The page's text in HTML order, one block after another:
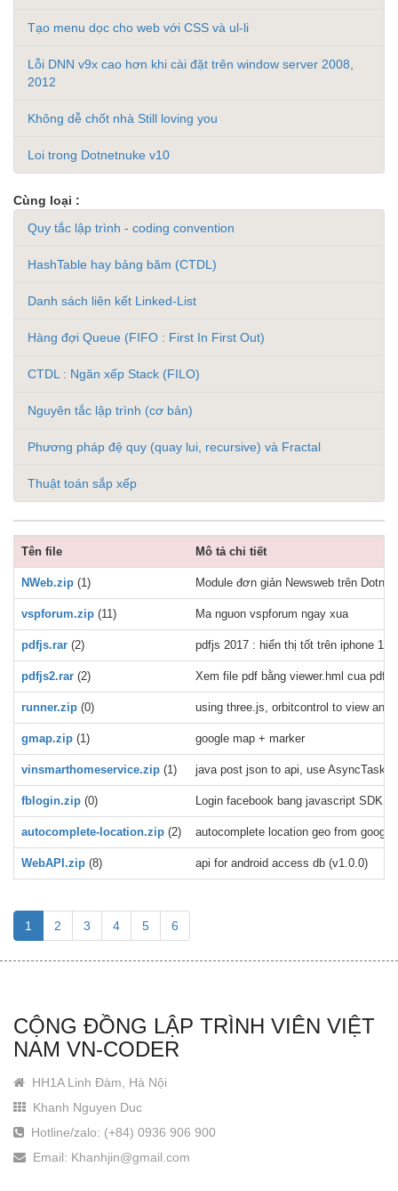
Tạo menu dọc cho web với CSS và ul-li
Lỗi DNN v9x cao hơn khi cài đặt trên window server 2008,
2012
Không dễ chốt nhà Still loving you
Loi trong Dotnetnuke v10
Cùng loại :
Quy tắc lập trình - coding convention
HashTable hay bảng băm (CTDL)
Danh sách liên kết Linked-List
Hàng đợi Queue (FIFO : First In First Out)
CTDL : Ngăn xếp Stack (FILO)
Nguyên tắc lập trình (cơ bản)
Phương pháp đệ quy (quay lui, recursive) và Fractal
Thuật toán sắp xếp
Tên file Mô tả chi tiết
NWeb.zip (1) Module đơn giản Newsweb trên
vspforum.zip (11) Ma nguon vspforum ngay xua
pdfjs.rar (2) pdfjs 2017 : hiển thị tốt trên iphone
pdfjs2.rar (2) Xem file pdf bằng viewer.hml cua
runner.zip (0) using three.js, orbitcontrol to view an
gmap.zip (1) google map + marker
vinsmarthomeservice.zip (1) java post json to api, use AsyncTask,
fblogin.zip (0) Login facebook bang javascript SDK
autocomplete-location.zip (2) autocomplete location geo from
WebAPI.zip (8) api for android access db (v1.0.0)
1 2 3 4 5 6
CỘNG ĐỒNG LẬP TRÌNH VIÊN VIỆT
NAM VN-CODER
HH1A Linh Đàm, Hà Nội
Khanh Nguyen Duc
Hotline/zalo: (+84) 0936 906 900
Email: Khanhjin@gmail.com